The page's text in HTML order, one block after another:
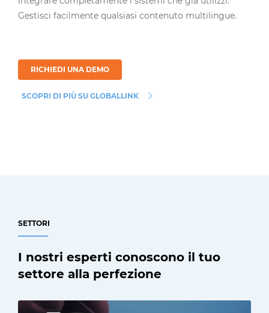
Gestisci facilmente qualsiasi contenuto multilingue.
RICHIEDI UNA DEMO
SCOPRI DI PIÙ SU GLOBALLINK
SETTORI
I nostri esperti conoscono il tuo
settore alla perfezione